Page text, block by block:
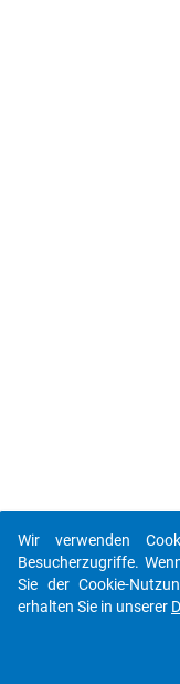
Wir verwenden
Besucherzugriffe.
Sie der Cookie-
erhalten Sie in unserer